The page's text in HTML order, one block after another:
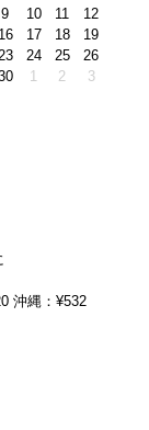
9 10 11
12
16 17 18
19
24 25
26
1 2 3
沖縄：¥532